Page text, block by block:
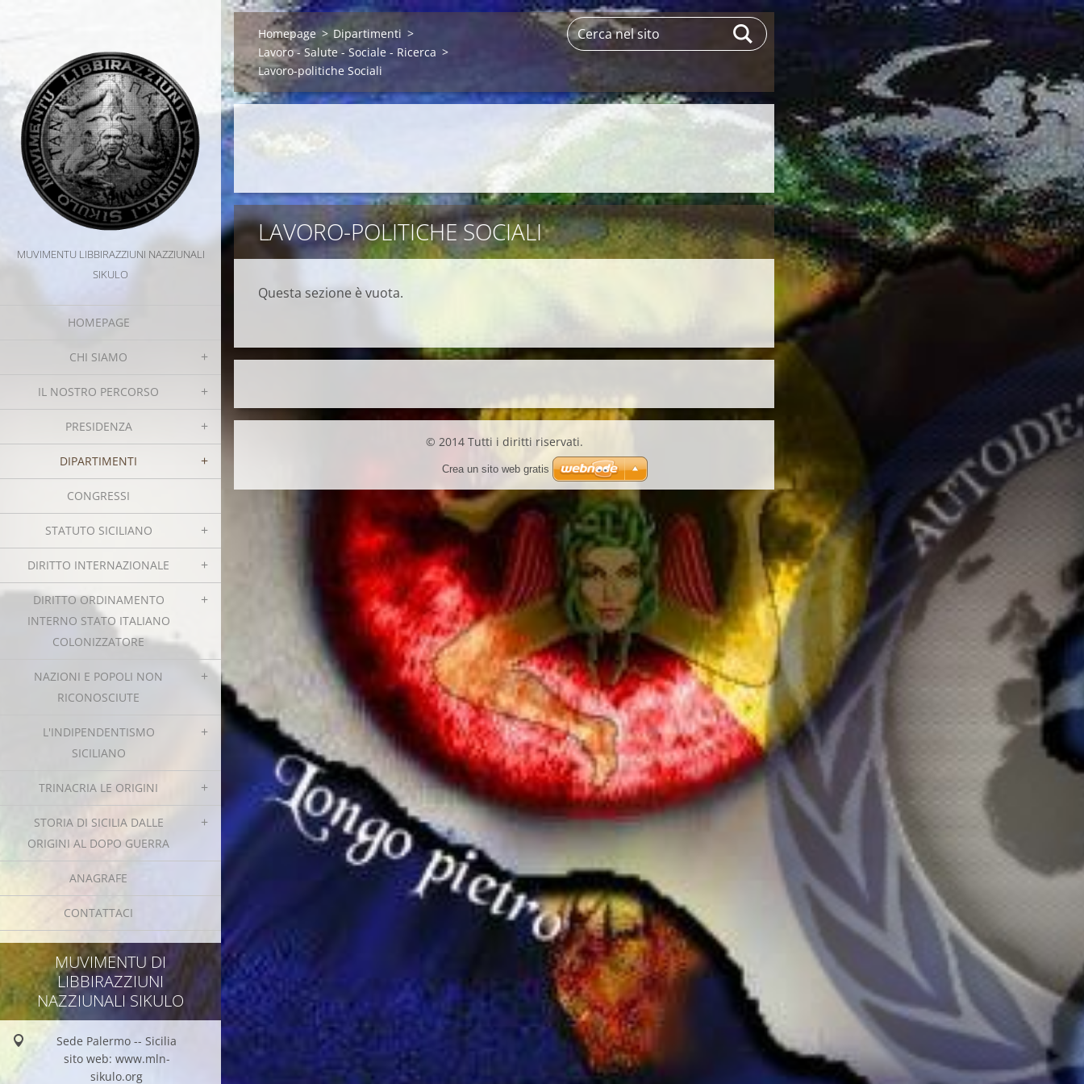
MUVIMENTU LIBBIRAZZIUNI NAZZIUNALI
SIKULO
HOMEPAGE
CHI SIAMO
IL NOSTRO PERCORSO
PRESIDENZA
DIPARTIMENTI
CONGRESSI
STATUTO SICILIANO
DIRITTO INTERNAZIONALE
DIRITTO ORDINAMENTO
INTERNO STATO ITALIANO
COLONIZZATORE
NAZIONI E POPOLI NON
RICONOSCIUTE
L'INDIPENDENTISMO
SICILIANO
TRINACRIA LE ORIGINI
STORIA DI SICILIA DALLE
ORIGINI AL DOPO GUERRA
ANAGRAFE
CONTATTACI
MUVIMENTU DI
LIBBIRAZZIUNI
NAZZIUNALI SIKULO
Sede Palermo -- Sicilia
sito web: www.mln-
sikulo.org
Homepage > Dipartimenti >
Lavoro - Salute - Sociale - Ricerca >
Lavoro-politiche Sociali
LAVORO-POLITICHE SOCIALI
Questa sezione è vuota.
© 2014 Tutti i diritti riservati.
Crea un sito web gratis